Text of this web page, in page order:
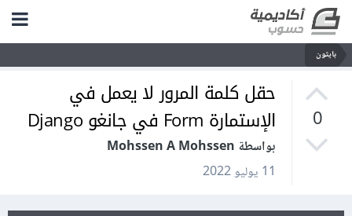
بايثون
0
حقل كلمة المرور لا يعمل في
الإستمارة Form في جانغو Django
بواسطة Mohssen A Mohssen
11 يوليو 2022